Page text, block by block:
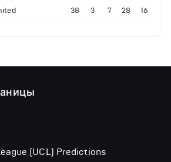
38 3 7 28 16
(UCL) Predictions